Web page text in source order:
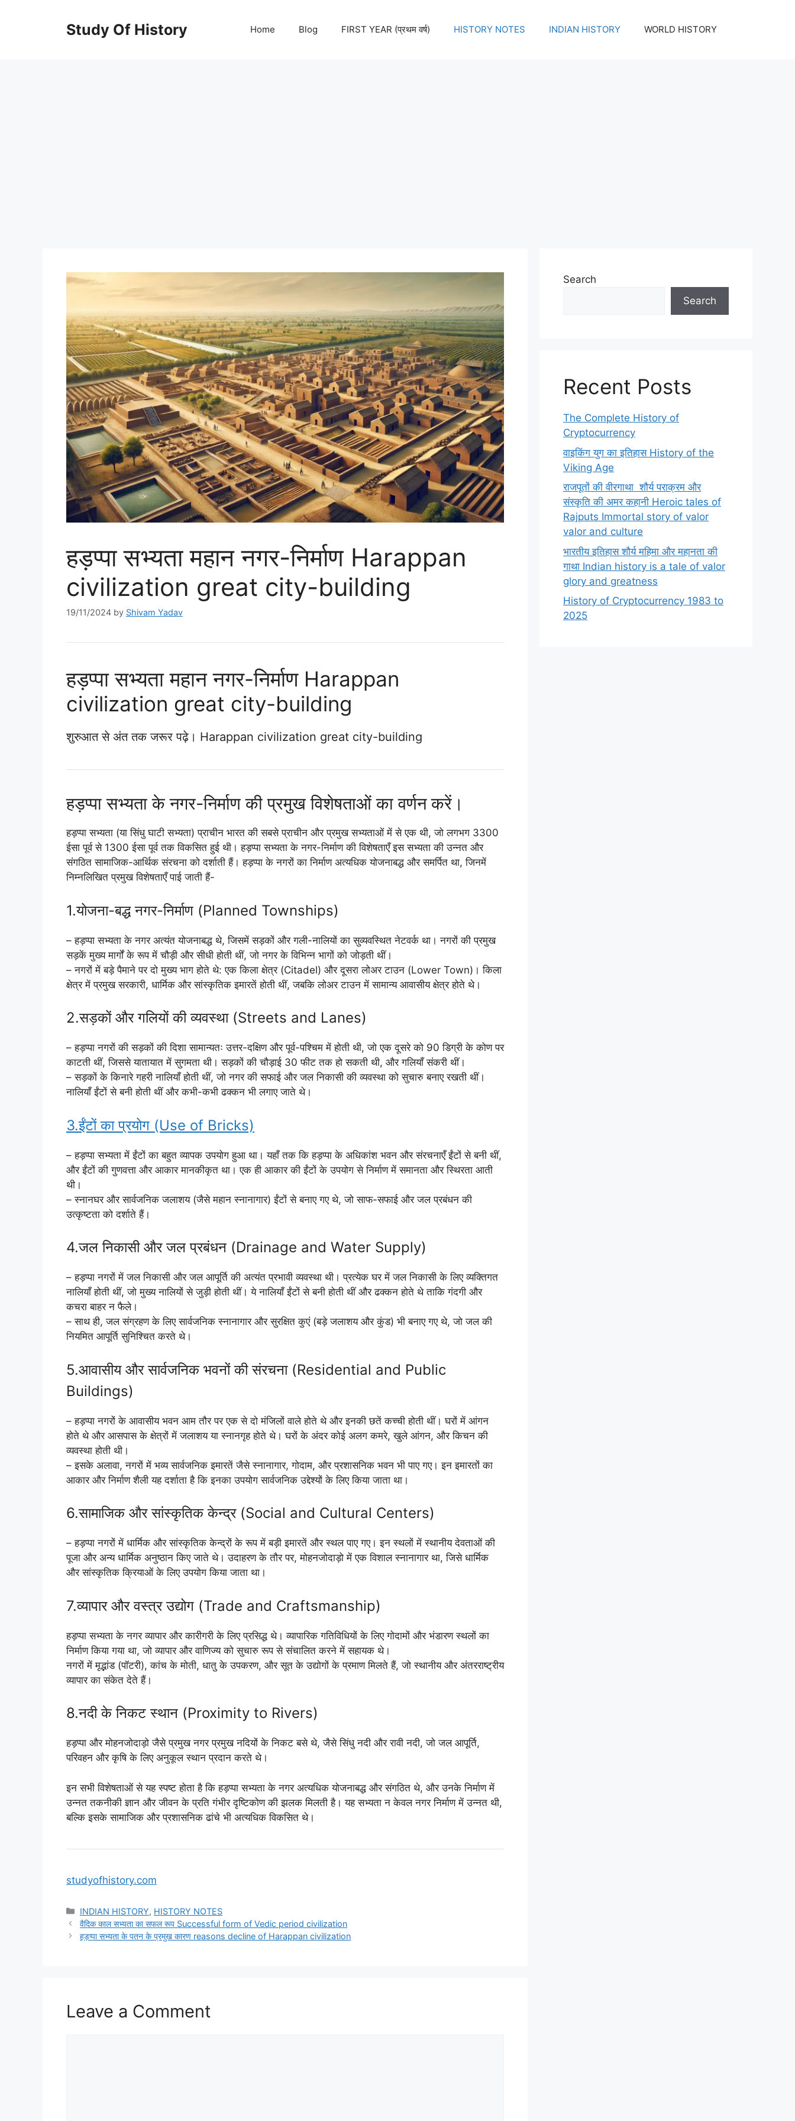
Study Of History Home Blog FIRST YEAR (प्रथम वर्ष) HISTORY NOTES INDIAN HISTORY WORLD HISTORY
हड़प्पा सभ्यता महान नगर-निर्माण Harappan
civilization great city-building
19/11/2024 by Shivam Yadav
हड़प्पा सभ्यता महान नगर-निर्माण Harappan
civilization great city-building
शुरुआत से अंत तक जरूर पढ़े। Harappan civilization great city-building
हड़प्पा सभ्यता के नगर-निर्माण की प्रमुख विशेषताओं का वर्णन करें।
हड़प्पा सभ्यता (या सिंधु घाटी सभ्यता) प्राचीन भारत की सबसे प्राचीन और प्रमुख सभ्यताओं में से एक थी, जो लगभग 3300
ईसा पूर्व से 1300 ईसा पूर्व तक विकसित हुई थी। हड़प्पा सभ्यता के नगर-निर्माण की विशेषताएँ इस सभ्यता की उन्नत और
संगठित सामाजिक-आर्थिक संरचना को दर्शाती हैं। हड़प्पा के नगरों का निर्माण अत्यधिक योजनाबद्ध और समर्पित था, जिनमें
निम्नलिखित प्रमुख विशेषताएँ पाई जाती हैं-
1.योजना-बद्ध नगर-निर्माण (Planned Townships)
– हड़प्पा सभ्यता के नगर अत्यंत योजनाबद्ध थे, जिसमें सड़कों और गली-नालियों का सुव्यवस्थित नेटवर्क था। नगरों की प्रमुख
सड़कें मुख्य मार्गों के रूप में चौड़ी और सीधी होती थीं, जो नगर के विभिन्न भागों को जोड़ती थीं।
– नगरों में बड़े पैमाने पर दो मुख्य भाग होते थे: एक किला क्षेत्र (Citadel) और दूसरा लोअर टाउन (Lower Town)। किला
क्षेत्र में प्रमुख सरकारी, धार्मिक और सांस्कृतिक इमारतें होती थीं, जबकि लोअर टाउन में सामान्य आवासीय क्षेत्र होते थे।
2.सड़कों और गलियों की व्यवस्था (Streets and Lanes)
– हड़प्पा नगरों की सड़कों की दिशा सामान्यतः उत्तर-दक्षिण और पूर्व-पश्चिम में होती थी, जो एक दूसरे को 90 डिग्री के कोण पर
काटती थीं, जिससे यातायात में सुगमता थी। सड़कों की चौड़ाई 30 फीट तक हो सकती थी, और गलियाँ संकरी थीं।
– सड़कों के किनारे गहरी नालियाँ होती थीं, जो नगर की सफाई और जल निकासी की व्यवस्था को सुचारु बनाए रखती थीं।
नालियाँ ईंटों से बनी होती थीं और कभी-कभी ढक्कन भी लगाए जाते थे।
3.ईंटों का प्रयोग (Use of Bricks)
– हड़प्पा सभ्यता में ईंटों का बहुत व्यापक उपयोग हुआ था। यहाँ तक कि हड़प्पा के अधिकांश भवन और संरचनाएँ ईंटों से बनी थीं,
और ईंटों की गुणवत्ता और आकार मानकीकृत था। एक ही आकार की ईंटों के उपयोग से निर्माण में समानता और स्थिरता आती
थी।
– स्नानघर और सार्वजनिक जलाशय (जैसे महान स्नानागार) ईंटों से बनाए गए थे, जो साफ-सफाई और जल प्रबंधन की
उत्कृष्टता को दर्शाते हैं।
4.जल निकासी और जल प्रबंधन (Drainage and Water Supply)
– हड़प्पा नगरों में जल निकासी और जल आपूर्ति की अत्यंत प्रभावी व्यवस्था थी। प्रत्येक घर में जल निकासी के लिए व्यक्तिगत
नालियाँ होती थीं, जो मुख्य नालियों से जुड़ी होती थीं। ये नालियाँ ईंटों से बनी होती थीं और ढक्कन होते थे ताकि गंदगी और
कचरा बाहर न फैले।
– साथ ही, जल संग्रहण के लिए सार्वजनिक स्नानागार और सुरक्षित कुएं (बड़े जलाशय और कुंड) भी बनाए गए थे, जो जल की
नियमित आपूर्ति सुनिश्चित करते थे।
5.आवासीय और सार्वजनिक भवनों की संरचना (Residential and Public
Buildings)
– हड़प्पा नगरों के आवासीय भवन आम तौर पर एक से दो मंजिलों वाले होते थे और इनकी छतें कच्ची होती थीं। घरों में आंगन
होते थे और आसपास के क्षेत्रों में जलाशय या स्नानगृह होते थे। घरों के अंदर कोई अलग कमरे, खुले आंगन, और किचन की
व्यवस्था होती थी।
– इसके अलावा, नगरों में भव्य सार्वजनिक इमारतें जैसे स्नानागार, गोदाम, और प्रशासनिक भवन भी पाए गए। इन इमारतों का
आकार और निर्माण शैली यह दर्शाता है कि इनका उपयोग सार्वजनिक उद्देश्यों के लिए किया जाता था।
6.सामाजिक और सांस्कृतिक केन्द्र (Social and Cultural Centers)
– हड़प्पा नगरों में धार्मिक और सांस्कृतिक केन्द्रों के रूप में बड़ी इमारतें और स्थल पाए गए। इन स्थलों में स्थानीय देवताओं की
पूजा और अन्य धार्मिक अनुष्ठान किए जाते थे। उदाहरण के तौर पर, मोहनजोदाड़ो में एक विशाल स्नानागार था, जिसे धार्मिक
और सांस्कृतिक क्रियाओं के लिए उपयोग किया जाता था।
7.व्यापार और वस्त्र उद्योग (Trade and Craftsmanship)
हड़प्पा सभ्यता के नगर व्यापार और कारीगरी के लिए प्रसिद्ध थे। व्यापारिक गतिविधियों के लिए गोदामों और भंडारण स्थलों का
निर्माण किया गया था, जो व्यापार और वाणिज्य को सुचारु रूप से संचालित करने में सहायक थे।
नगरों में मृद्भांड (पॉटरी), कांच के मोती, धातु के उपकरण, और सूत के उद्योगों के प्रमाण मिलते हैं, जो स्थानीय और अंतरराष्ट्रीय
व्यापार का संकेत देते हैं।
8.नदी के निकट स्थान (Proximity to Rivers)
हड़प्पा और मोहनजोदाड़ो जैसे प्रमुख नगर प्रमुख नदियों के निकट बसे थे, जैसे सिंधु नदी और रावी नदी, जो जल आपूर्ति,
परिवहन और कृषि के लिए अनुकूल स्थान प्रदान करते थे।
इन सभी विशेषताओं से यह स्पष्ट होता है कि हड़प्पा सभ्यता के नगर अत्यधिक योजनाबद्ध और संगठित थे, और उनके निर्माण में
उन्नत तकनीकी ज्ञान और जीवन के प्रति गंभीर दृष्टिकोण की झलक मिलती है। यह सभ्यता न केवल नगर निर्माण में उन्नत थी,
बल्कि इसके सामाजिक और प्रशासनिक ढांचे भी अत्यधिक विकसित थे।
studyofhistory.com
Categories
INDIAN HISTORY, HISTORY NOTES
वैदिक काल सभ्यता का सफल रूप Successful form of Vedic period civilization
हड़प्पा सभ्यता के पतन के प्रमुख कारण reasons decline of Harappan civilization
Leave a Comment
Search
Search
Recent Posts
The Complete History of
Cryptocurrency
वाइकिंग युग का इतिहास History of the
Viking Age
राजपूतों की वीरगाथा शौर्य पराक्रम और
संस्कृति की अमर कहानी Heroic tales of
Rajputs Immortal story of valor
valor and culture
भारतीय इतिहास शौर्य महिमा और महानता की
गाथा Indian history is a tale of valor
glory and greatness
History of Cryptocurrency 1983 to
2025